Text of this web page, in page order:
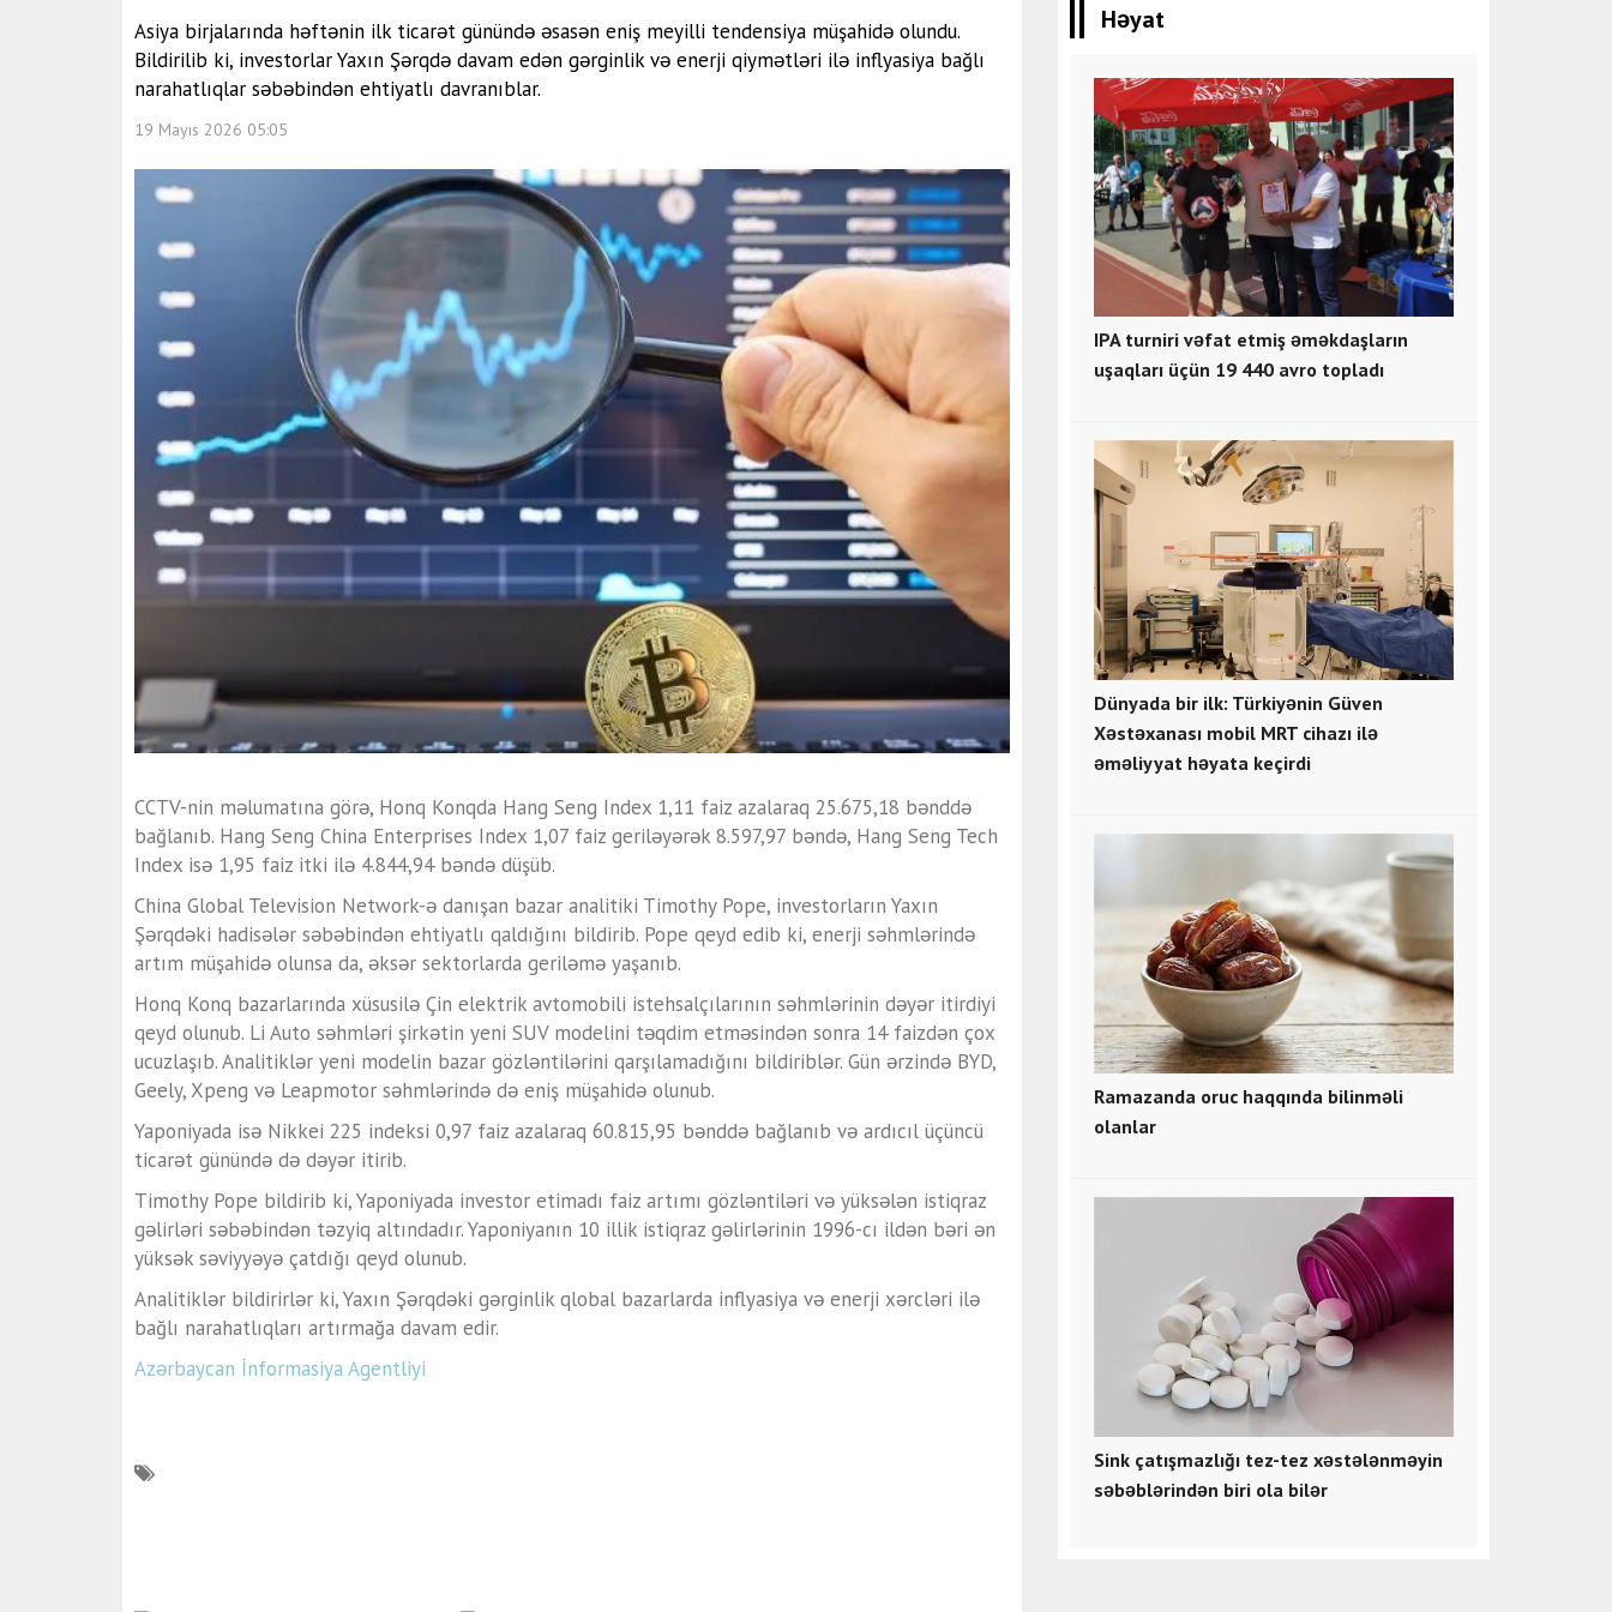
Asiya birjalarında həftənin ilk ticarət günündə əsasən eniş meyilli tendensiya müşahidə olundu.
Bildirilib ki, investorlar Yaxın Şərqdə davam edən gərginlik və enerji qiymətləri ilə inflyasiya bağlı
narahatlıqlar səbəbindən ehtiyatlı davranıblar.
19 Mayıs 2026 05:05
CCTV-nin məlumatına görə, Honq Konqda Hang Seng Index 1,11 faiz azalaraq 25.675,18 bənddə
bağlanıb. Hang Seng China Enterprises Index 1,07 faiz geriləyərək 8.597,97 bəndə, Hang Seng Tech
Index isə 1,95 faiz itki ilə 4.844,94 bəndə düşüb.
China Global Television Network-ə danışan bazar analitiki Timothy Pope, investorların Yaxın
Şərqdəki hadisələr səbəbindən ehtiyatlı qaldığını bildirib. Pope qeyd edib ki, enerji səhmlərində
artım müşahidə olunsa da, əksər sektorlarda geriləmə yaşanıb.
Honq Konq bazarlarında xüsusilə Çin elektrik avtomobili istehsalçılarının səhmlərinin dəyər itirdiyi
qeyd olunub. Li Auto səhmləri şirkətin yeni SUV modelini təqdim etməsindən sonra 14 faizdən çox
ucuzlaşıb. Analitiklər yeni modelin bazar gözləntilərini qarşılamadığını bildiriblər. Gün ərzində BYD,
Geely,Xpeng və Leapmotor səhmlərində də eniş müşahidə olunub.
Yaponiyada isə Nikkei 225 indeksi 0,97 faiz azalaraq 60.815,95 bənddə bağlanıb və ardıcıl üçüncü
ticarət günündə də dəyər itirib.
Timothy Pope bildirib ki, Yaponiyada investor etimadı faiz artımı gözləntiləri və yüksələn istiqraz
gəlirləri səbəbindən təzyiq altındadır. Yaponiyanın 10 illik istiqraz gəlirlərinin 1996-cı ildən bəri ən
yüksək səviyyəyə çatdığı qeyd olunub.
Analitiklər bildirirlər ki, Yaxın Şərqdəki gərginlik qlobal bazarlarda inflyasiya və enerji xərcləri ilə
bağlı narahatlıqları artırmağa davam edir.
Azərbaycan İnformasiya Agentliyi
Həyat
IPA turniri vəfat etmiş əməkdaşların
uşaqları üçün 19 440 avro topladı
Dünyada bir ilk: Türkiyənin Güven
Xəstəxanası mobil MRT cihazı ilə
əməliyyat həyata keçirdi
Ramazanda oruc haqqında bilinməli
olanlar
Sink çatışmazlığı tez-tez xəstələnməyin
səbəblərindən biri ola bilər